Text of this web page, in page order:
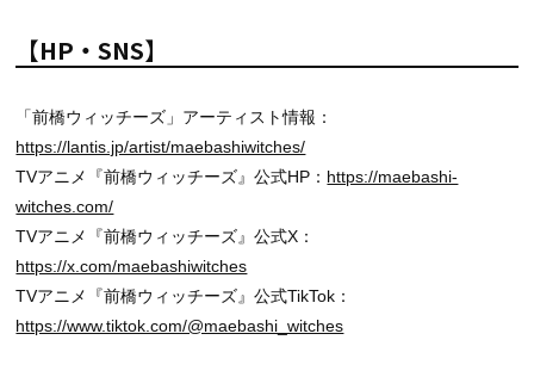
【HP・SNS】
「前橋ウィッチーズ」アーティスト情報：
https://lantis.jp/artist/maebashiwitches/
TVアニメ『前橋ウィッチーズ』公式HP： https://maebashi-
witches.com/
TVアニメ『前橋ウィッチーズ』公式X：
https://x.com/maebashiwitches
TVアニメ『前橋ウィッチーズ』公式TikTok：
https://www.tiktok.com/@maebashi_witches